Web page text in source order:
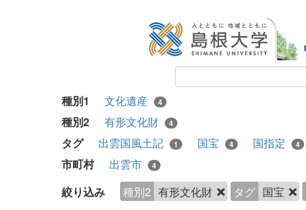
種別1 文化遺産 4
種別2 有形文化財 4
タグ 出雲国風土記 1 国宝 4 国指定 4
市町村 出雲市 4
絞り込み 種別2 有形文化財 タグ 国宝